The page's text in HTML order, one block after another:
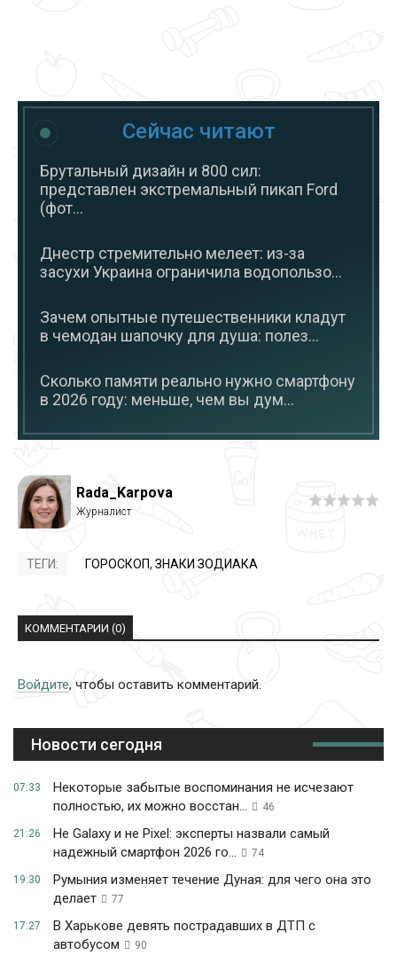
Сейчас читают
Брутальный дизайн и 800 сил:
представлен экстремальный пикап Ford
(фот...
Днестр стремительно мелеет: из-за
засухи Украина ограничила водопользо...
Зачем опытные путешественники кладут
в чемодан шапочку для душа: полез...
Сколько памяти реально нужно смартфону
в 2026 году: меньше, чем вы дум...
Rada_Karpova
ТЕГИ: ГОРОСКОП, ЗНАКИ ЗОДИАКА
КОММЕНТАРИИ (0)
Войдите, чтобы оставить комментарий.
Новости сегодня
07:33
Некоторые забытые воспоминания не исчезают
полностью, их можно восстан...
46
21:26
Не Galaxy и не Pixel: эксперты назвали самый
надежный смартфон 2026 го...
74
19:30
Румыния изменяет течение Дуная: для чего она это
делает
77
17:27
В Харькове девять пострадавших в ДТП с
автобусом
90